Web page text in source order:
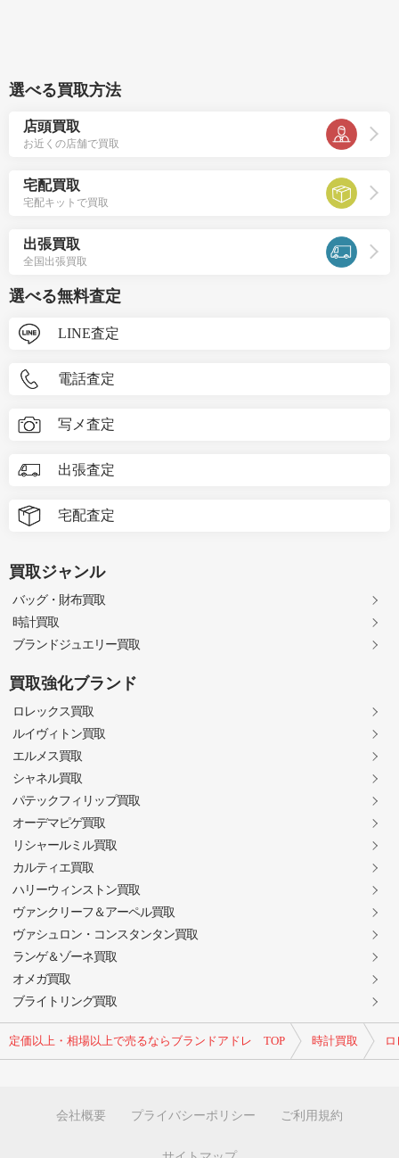
定価以上・相場以上で売るならブランドアドレ TOP 時計買取
選べる買取方法
店頭買取
お近くの店舗で買取
宅配買取
宅配キットで買取
出張買取
全国出張買取
選べる無料査定
LINE査定
電話査定
写メ査定
出張査定
宅配査定
買取ジャンル
バッグ・財布買取
時計買取
ブランドジュエリー買取
買取強化ブランド
ロレックス買取
ルイヴィトン買取
エルメス買取
シャネル買取
パテックフィリップ買取
オーデマピゲ買取
リシャールミル買取
カルティエ買取
ハリーウィンストン買取
ヴァンクリーフ＆アーペル買取
ヴァシュロン・コンスタンタン買取
ランゲ＆ゾーネ買取
オメガ買取
ブライトリング買取
会社概要 プライバシーポリシー ご利用規約